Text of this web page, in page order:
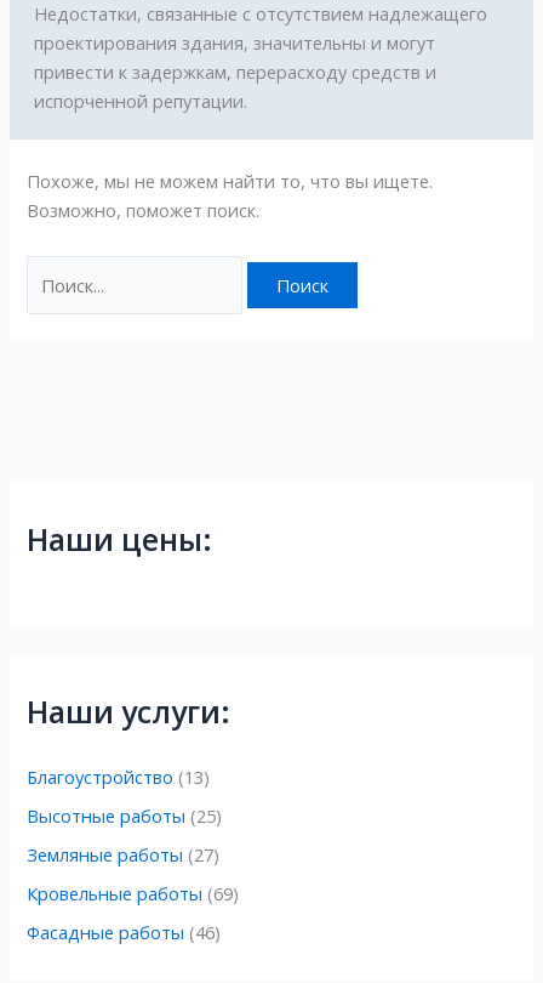
Недостатки, связанные с отсутствием надлежащего
проектирования здания, значительны и могут
привести к задержкам, перерасходу средств и
испорченной репутации.
Похоже, мы не можем найти то, что вы ищете.
Возможно, поможет поиск.
Наши цены:
Наши услуги:
Благоустройство (13)
Высотные работы (25)
Земляные работы (27)
Кровельные работы (69)
Фасадные работы (46)